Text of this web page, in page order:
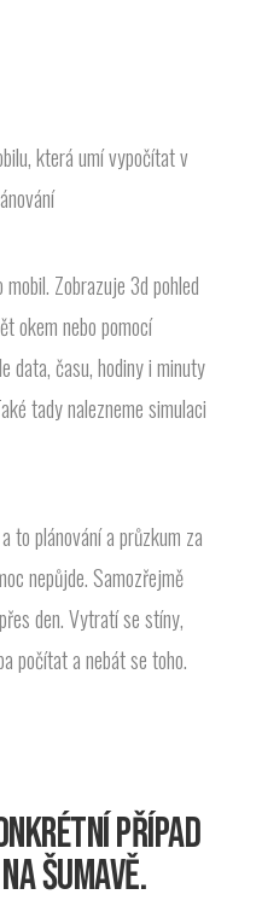
která umí vypočítat v
Zobrazuje 3d pohled
okem nebo pomocí
data, času, hodiny i minuty
tady nalezneme simulaci
to plánování a průzkum za
nepůjde. Samozřejmě
den. Vytratí se stíny,
počítat a nebát se toho.
PŘÍPAD
ŠUMAVĚ.